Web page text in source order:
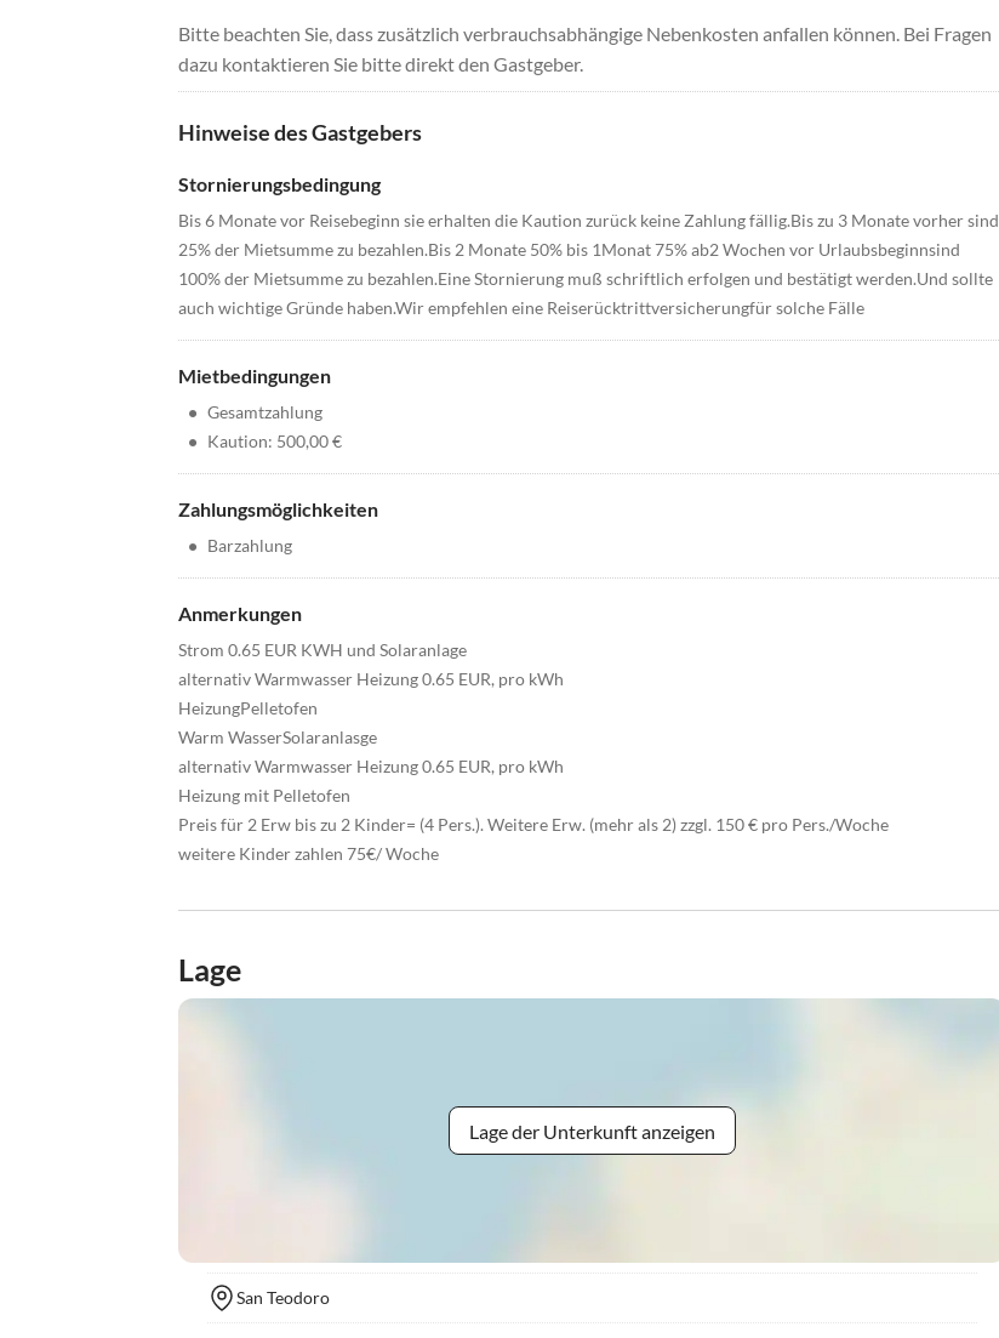
Bitte beachten Sie, dass zusätzlich verbrauchsabhängige Nebenkosten anfallen können. Bei Fragen
dazu kontaktieren Sie bitte direkt den Gastgeber.
Hinweise des Gastgebers
Stornierungsbedingung
Bis 6 Monate vor Reisebeginn sie erhalten die Kaution zurück keine Zahlung fällig.Bis zu 3 Monate vorher sind
25% der Mietsumme zu bezahlen.Bis 2 Monate 50% bis 1Monat 75% ab2 Wochen vor Urlaubsbeginnsind
100% der Mietsumme zu bezahlen.Eine Stornierung muß schriftlich erfolgen und bestätigt werden.Und sollte
auch wichtige Gründe haben.Wir empfehlen eine Reiserücktrittversicherungfür solche Fälle
Mietbedingungen
• Gesamtzahlung
• Kaution: 500,00 €
Zahlungsmöglichkeiten
• Barzahlung
Anmerkungen
Strom 0.65 EUR KWH und Solaranlage
alternativ Warmwasser Heizung 0.65 EUR, pro kWh
HeizungPelletofen
Warm WasserSolaranlasge
alternativ Warmwasser Heizung 0.65 EUR, pro kWh
Heizung mit Pelletofen
Preis für 2 Erw bis zu 2 Kinder= (4 Pers.). Weitere Erw. (mehr als 2) zzgl. 150 € pro Pers./Woche
weitere Kinder zahlen 75€/ Woche
Lage
Lage der Unterkunft anzeigen
San Teodoro